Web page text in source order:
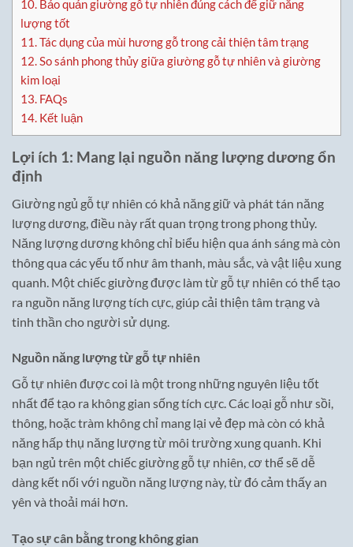
10. Bảo quản giường gỗ tự nhiên đúng cách để giữ năng
lượng tốt
11.Tác dụng của mùi hương gỗ trong cải thiện tâm trạng
12.So sánh phong thủy giữa giường gỗ tự nhiên và giường
kim loại
13. FAQs
14. Kết luận
Lợi ích 1: Mang lại nguồn năng lượng dương ổn
định
Giường ngủ gỗ tự nhiên có khả năng giữ và phát tán năng
lượng dương, điều này rất quan trọng trong phong thủy.
Năng lượng dương không chỉ biểu hiện qua ánh sáng mà còn
thông qua các yếu tố như âm thanh, màu sắc, và vật liệu xung
quanh. Một chiếc giường được làm từ gỗ tự nhiên có thể tạo
ra nguồn năng lượng tích cực, giúp cải thiện tâm trạng và
tinh thần cho người sử dụng.
Nguồn năng lượng từ gỗ tự nhiên
Gỗ tự nhiên được coi là một trong những nguyên liệu tốt
nhất để tạo ra không gian sống tích cực. Các loại gỗ như sồi,
thông, hoặc tràm không chỉ mang lại vẻ đẹp mà còn có khả
năng hấp thụ năng lượng từ môi trường xung quanh. Khi
bạn ngủ trên một chiếc giường gỗ tự nhiên, cơ thể sẽ dễ
dàng kết nối với nguồn năng lượng này, từ đó cảm thấy an
yên và thoải mái hơn.
Tạo sự cân bằng trong không gian